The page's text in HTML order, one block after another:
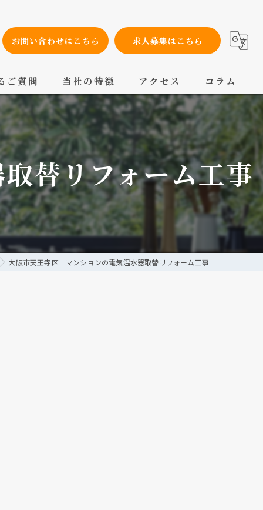
お問い合わせはこちら 求人募集はこちら
ご質問 当社の特徴
設備工事
内装工事
メンテナンス
配管工事
交換
アクセス コラム
替リフォーム工事
大阪市天王寺区 マンションの電気温水器取替リフォーム工事